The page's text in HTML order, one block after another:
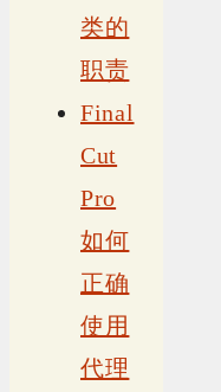
类的
职责
Final
Cut
Pro
如何
正确
使用
代理